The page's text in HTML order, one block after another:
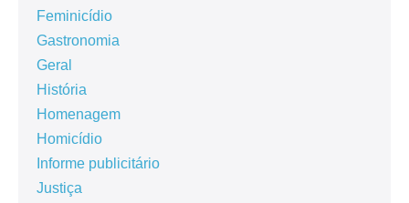
Feminicídio
Gastronomia
Geral
História
Homenagem
Homicídio
Informe publicitário
Justiça